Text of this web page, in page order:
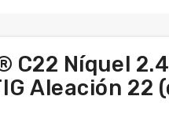
C22 Níquel
Aleación 22